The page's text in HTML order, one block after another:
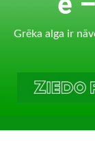
Grēka alga ir